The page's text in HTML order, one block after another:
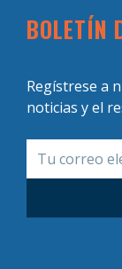
BOLETÍN
Regístrese a
noticias y el